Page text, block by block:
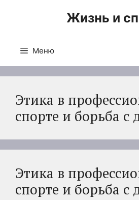
Жизнь и
Меню
Этика в
спорте и борьба с
Этика в
спорте и борьба с